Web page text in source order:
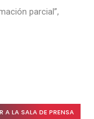
parcial”,
A LA SALA DE PRENSA